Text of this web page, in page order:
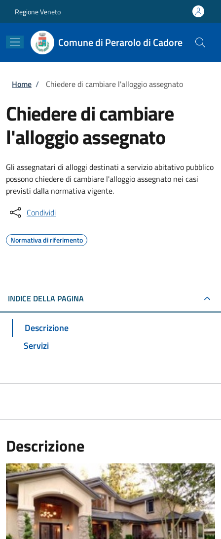
Regione Veneto
Comune di Perarolo di Cadore
Briciole di pane
Home / Chiedere di cambiare l'alloggio assegnato
Chiedere di cambiare
l'alloggio assegnato
Gli assegnatari di alloggi destinati a servizio abitativo pubblico
possono chiedere di cambiare l'alloggio assegnato nei casi
previsti dalla normativa vigente.
Condividi
Normativa di riferimento
INDICE DELLA PAGINA
Descrizione
Servizi
Descrizione